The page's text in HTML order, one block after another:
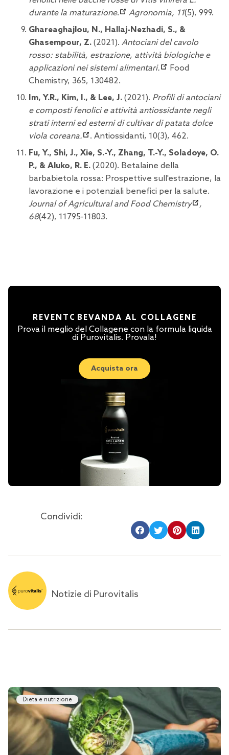
durante la maturazione. Agronomia, 11(5), 999.
Ghareaghajlou, N., Hallaj-Nezhadi, S., &
Ghasempour, Z. (2021). Antociani del cavolo
rosso: stabilità, estrazione, attività biologiche e
applicazioni nei sistemi alimentari.
Food
Chemistry, 365, 130482.
Im, Y.R., Kim, I., & Lee, J. (2021). Profili di antociani
e composti fenolici e attività antiossidante negli
strati interni ed esterni di cultivar di patata dolce
viola coreana.
. Antiossidanti, 10(3), 462.
Fu, Y., Shi, J., Xie, S.-Y., Zhang, T.-Y., Soladoye, O.
P., & Aluko, R. E. (2020). Betalaine della
barbabietola rossa: Prospettive sull'estrazione, la
lavorazione e i potenziali benefici per la salute.
Journal of Agricultural and Food Chemistry
,
68(42), 11795-11803.
REVENTO BEVANDA AL COLLAGENE
Prova il meglio del Collagene con la formula liquida
di Purovitalis. Provala!
Acquista ora
Condividi:
Notizie di Purovitalis
Dieta e nutrizione